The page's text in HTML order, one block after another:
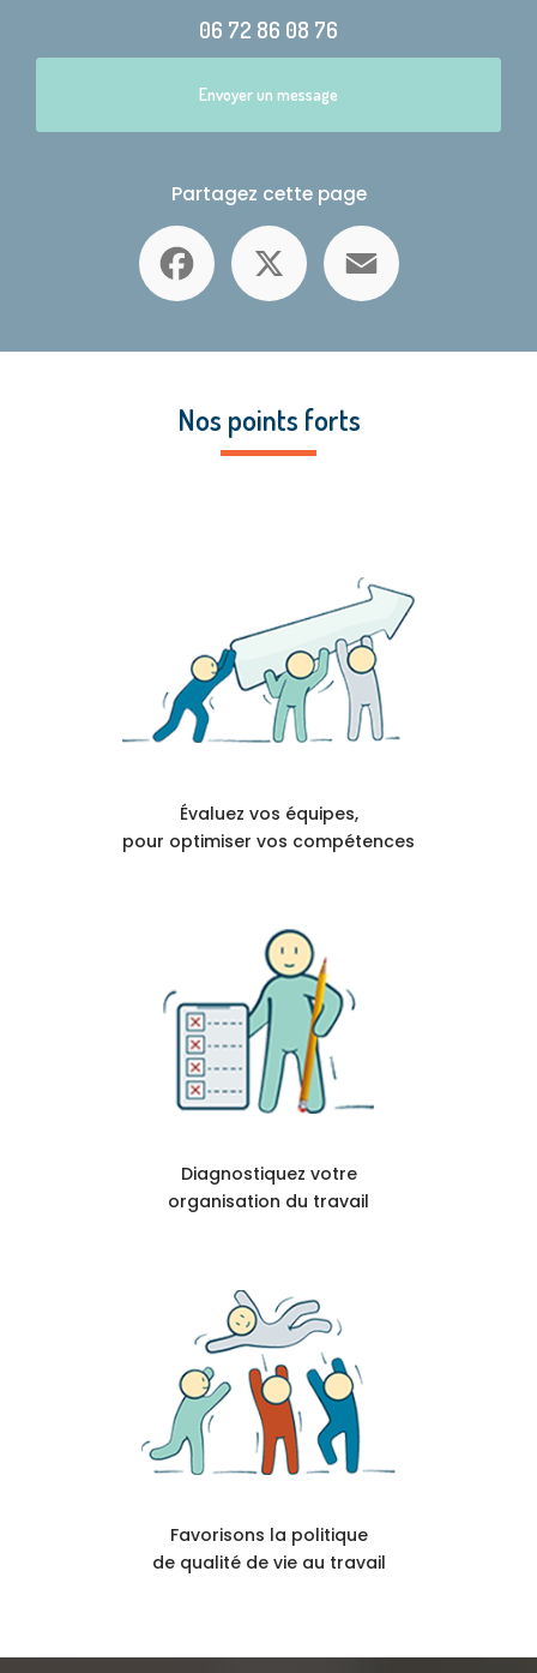
06 72 86 08 76
Envoyer un message
Partagez cette page
Facebook
Nos points forts
Évaluez vos équipes,
pour optimiser vos compétences
Diagnostiquez votre
organisation du travail
Favorisons la politique
de qualité de vie au travail